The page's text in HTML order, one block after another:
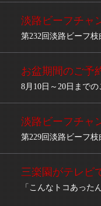
淡路ビーフチャ
第232回淡路ビーフ
お盆期間のご予
8月10日～20日まで
淡路ビーフチャ
第229回淡路ビーフ
三楽園がテレビ
「こんなトコあった